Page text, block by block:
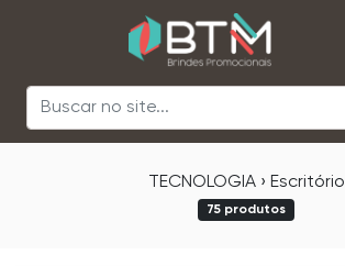
TECNOLOGIA › Escritório
75 produtos